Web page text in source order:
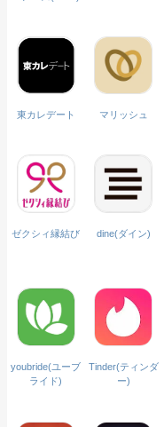
東カレデート マリッシュ
ゼクシィ縁結び dine(ダイン)
youbride(ユーブ
ライド)
Tinder(ティンダ
ー)